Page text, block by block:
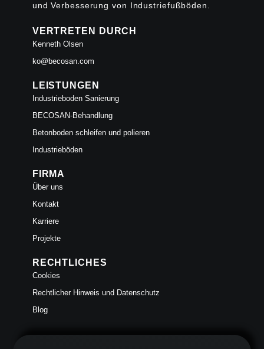
und Verbesserung von Industriefußböden.
VERTRETEN DURCH
Kenneth Olsen
ko@becosan.com
LEISTUNGEN
Industrieboden Sanierung
BECOSAN-Behandlung
Betonboden schleifen und polieren
Industrieböden
FIRMA
Über uns
Kontakt
Karriere
Projekte
RECHTLICHES
Cookies
Rechtlicher Hinweis und Datenschutz
Blog